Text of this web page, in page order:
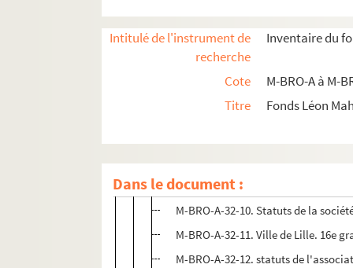
Intitulé de l'instrument de
recherche
Inventaire du
Cote
M-BRO-A à M-
Titre
Fonds Léon
Dans le document :
M-BRO-A-32-2. Exercices
M-BRO-A-32-3. La fédération
M-BRO-A-32-4. Ville de Saint-
M-BRO-A-32-5. Règlement de la
M-BRO-A-32-6. "Liberté, égalité,
M-BRO-A-32-8. Société de
M-BRO-A-32-9. Statuts de La
M-BRO-A-32-10. Statuts de la
M-BRO-A-32-11. Ville de Lille. 16e
M-BRO-A-32-12. statuts de